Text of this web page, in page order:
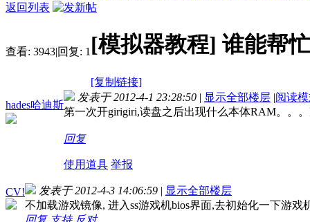
返回列表
查看: 3943|回复: 1 [模拟器教程] 谁能帮
[复制链接]
hades哈迪斯
发表于 2012-4-1 23:28:50 | 显示全部楼层 |阅读
第一次开girigiri,读盘之后出现什么本体RAM。。
回复
使用道具 举报
CV! 发表于 2012-4-3 14:06:59 | 显示全部楼层
不加载游戏镜像, 进入ss游戏机bios界面,去初始化一下游戏
回复 支持 反对